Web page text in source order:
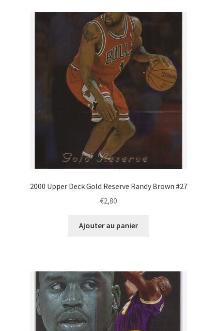
2000 Upper Deck Gold Reserve Randy Brown #27
€2,80
Ajouter au panier